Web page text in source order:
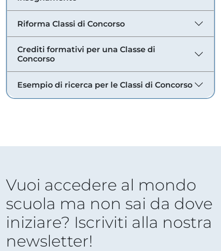
Riforma Classi di Concorso
Crediti formativi per una Classe di
Concorso
Esempio di ricerca per le Classi di Concorso
Vuoi accedere al mondo
scuola ma non sai da dove
iniziare? Iscriviti alla nostra
newsletter!